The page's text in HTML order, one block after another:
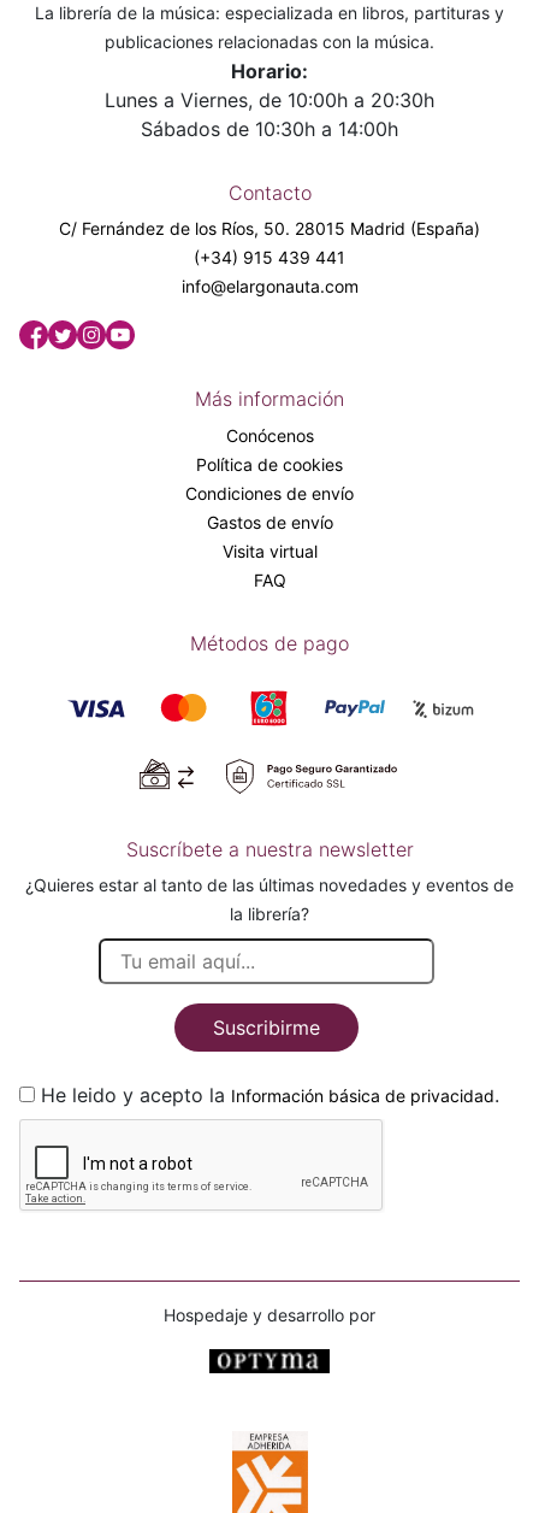
La librería de la música: especializada en libros, partituras y
publicaciones relacionadas con la música.
Horario:
Lunes a Viernes, de 10:00h a 20:30h
Sábados de 10:30h a 14:00h
Contacto
C/ Fernández de los Ríos, 50. 28015 Madrid (España)
(+34) 915 439 441
info@elargonauta.com
Más información
Conócenos
Política de cookies
Condiciones de envío
Gastos de envío
Visita virtual
FAQ
Métodos de pago
Suscríbete a nuestra newsletter
¿Quieres estar al tanto de las últimas novedades y eventos de
la librería?
Suscribirme
He leido y acepto la Información básica de privacidad.
Hospedaje y desarrollo por